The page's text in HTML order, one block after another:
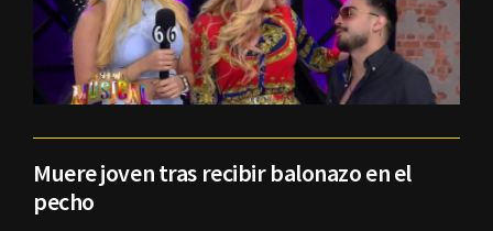
Muere joven tras recibir balonazo en el
pecho